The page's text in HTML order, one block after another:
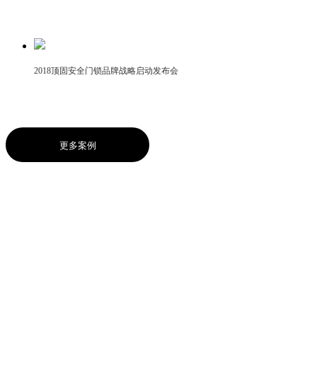
2018顶固安全门锁品牌战略启动发布会
更多案例